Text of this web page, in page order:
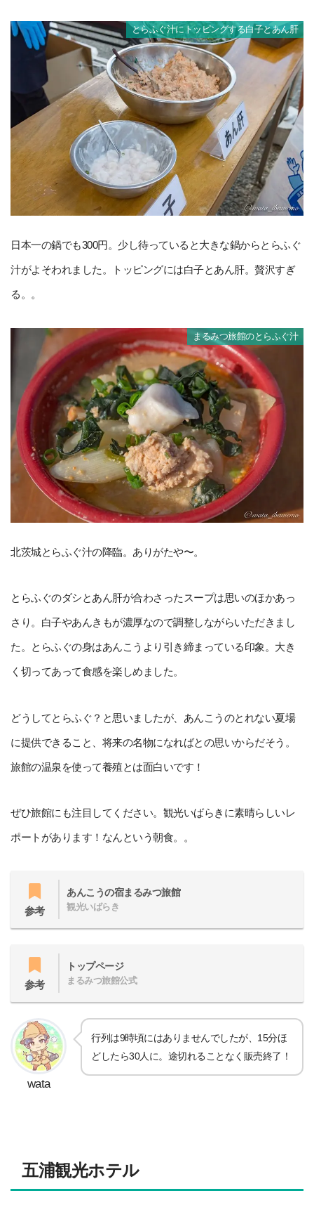
とらふぐ汁にトッピングする白子とあん肝
日本一の鍋でも300円。少し待っていると大きな鍋からとらふぐ
汁がよそわれました。トッピングには白子とあん肝。贅沢すぎ
る。。
まるみつ旅館のとらふぐ汁
北茨城とらふぐ汁の降臨。ありがたや〜。
とらふぐのダシとあん肝が合わさったスープは思いのほかあっ
さり。白子やあんきもが濃厚なので調整しながらいただきまし
た。とらふぐの身はあんこうより引き締まっている印象。大き
く切ってあって食感を楽しめました。
どうしてとらふぐ？と思いましたが、あんこうのとれない夏場
に提供できること、将来の名物になればとの思いからだそう。
旅館の温泉を使って養殖とは面白いです！
ぜひ旅館にも注目してください。観光いばらきに素晴らしいレ
ポートがあります！なんという朝食。。
参考
あんこうの宿まるみつ旅館
観光いばらき
参考
トップページ
まるみつ旅館公式
wata
行列は9時頃にはありませんでしたが、15分ほ
どしたら30人に。途切れることなく販売終了！
五浦観光ホテル